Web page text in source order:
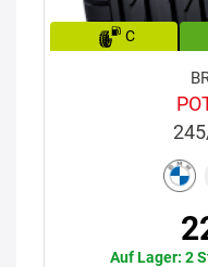
C
Auf Lager: 2